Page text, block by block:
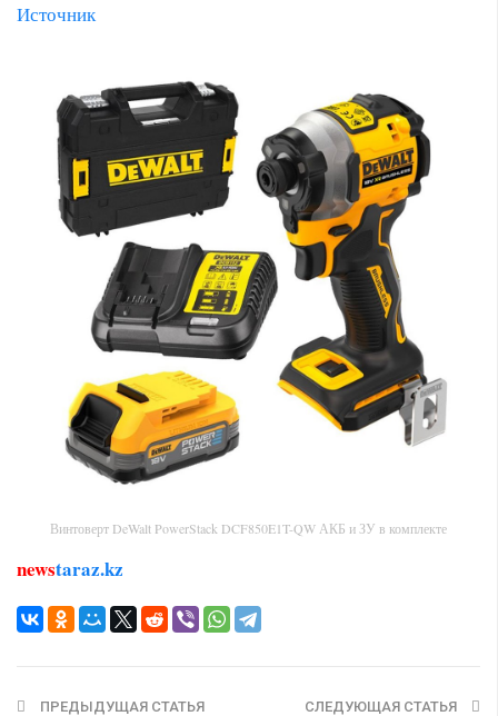
Источник
Винтоверт DeWalt PowerStack DCF850E1T-QW АКБ и ЗУ в комплекте
newstaraz.kz
ПРЕДЫДУЩАЯ СТАТЬЯ СЛЕДУЮЩАЯ СТАТЬЯ